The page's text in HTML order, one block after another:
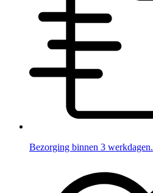
Bezorging binnen 3 werkdagen.